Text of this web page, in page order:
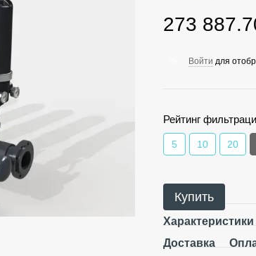
273
Войти для
Рейтинг
5 10 20
Купить
Характеристики
Доставка